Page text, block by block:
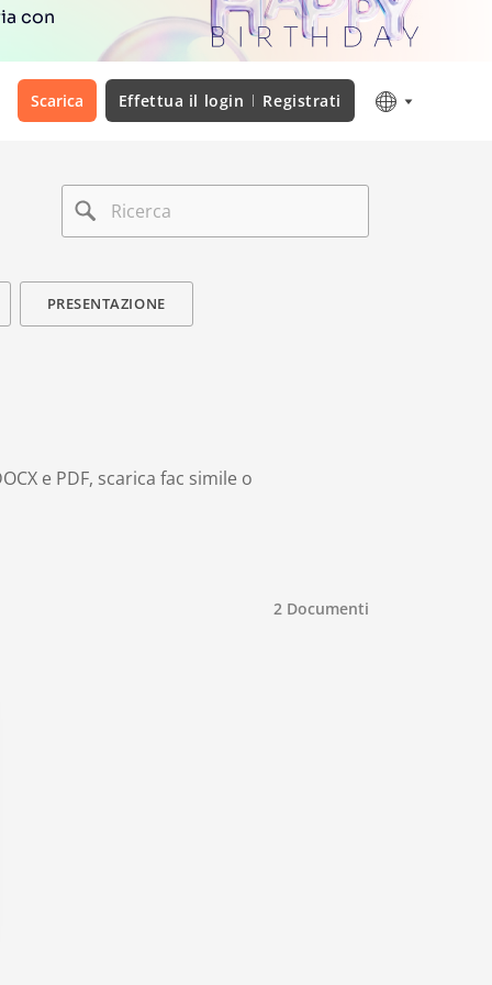
con
Scarica Effettua il login Registrati
PRESENTAZIONE
e PDF, scarica fac simile o
2 Documenti